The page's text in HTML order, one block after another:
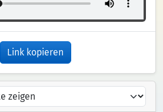
Link kopieren